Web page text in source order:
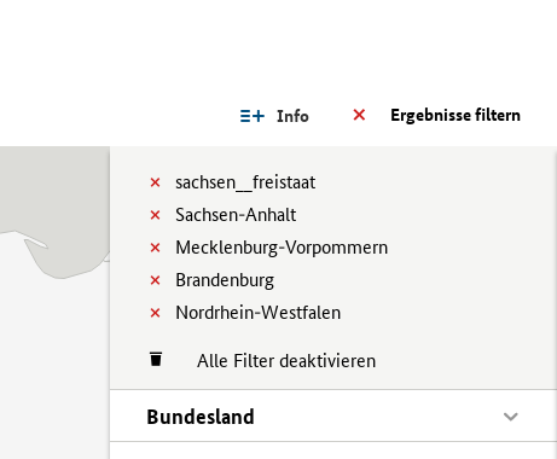
Ergebnisse filtern
Info
sachsen__freistaat
Sachsen-Anhalt
Mecklenburg-Vorpommern
Brandenburg
Nordrhein-Westfalen
Alle Filter deaktivieren
Bundesland